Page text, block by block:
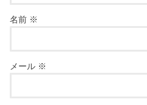
名前 ※
メール ※